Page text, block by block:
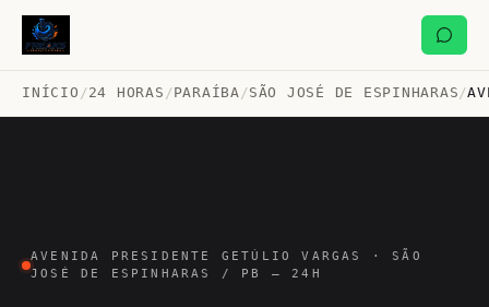
INÍCIO /24 HORAS /PARAÍBA /SÃO JOSÉ DE ESPINHARAS /
AVENIDA PRESIDENTE GETÚLIO VARGAS · SÃO
JOSÉ DE ESPINHARAS / PB — 24H